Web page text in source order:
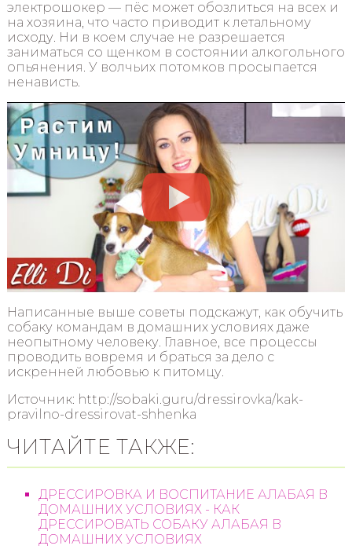
электрошокер — пёс может обозлиться на всех и
на хозяина, что часто приводит к летальному
исходу. Ни в коем случае не разрешается
заниматься со щенком в состоянии алкогольного
опьянения. У волчьих потомков просыпается
ненависть.
Написанные выше советы подскажут, как обучить
собаку командам в домашних условиях даже
неопытному человеку. Главное, все процессы
проводить вовремя и браться за дело с
искренней любовью к питомцу.
Источник: http://sobaki.guru/dressirovka/kak-
pravilno-dressirovat-shhenka
ЧИТАЙТЕ ТАКЖЕ:
ДРЕССИРОВКА И ВОСПИТАНИЕ АЛАБАЯ В
ДОМАШНИХ УСЛОВИЯХ - КАК
ДРЕССИРОВАТЬ СОБАКУ АЛАБАЯ В
ДОМАШНИХ УСЛОВИЯХ